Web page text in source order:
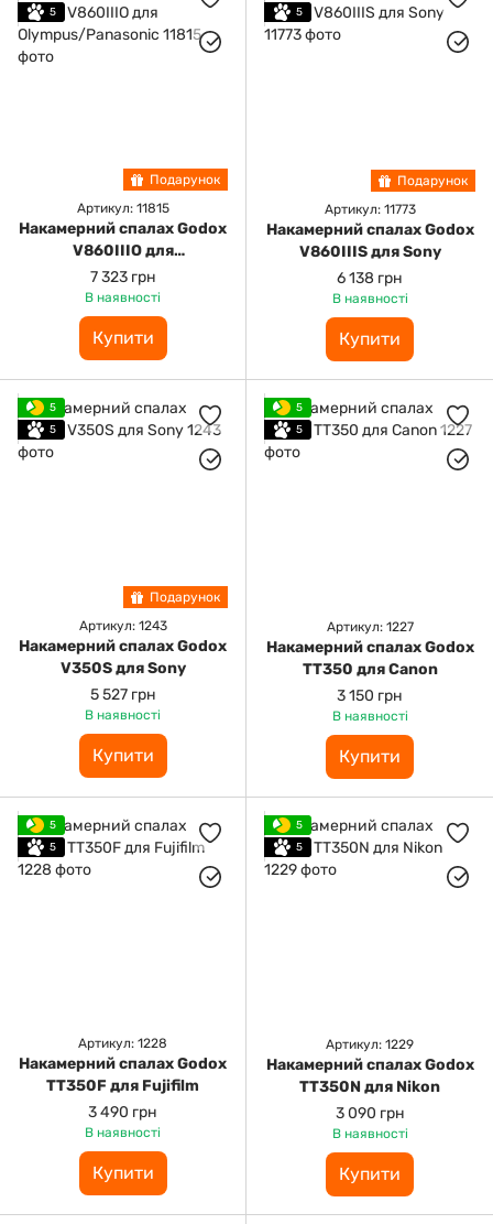
Подарунок
5
Артикул: 11815
Накамерний спалах Godox
V860IIIO для
Olympus/Panasonic
7 323 грн
В наявності
Купити
Подарунок
5
Артикул: 11773
Накамерний спалах Godox
V860IIIS для Sony
6 138 грн
В наявності
Купити
Подарунок
5
5
Артикул: 1243
Накамерний спалах Godox
V350S для Sony
5 527 грн
В наявності
Купити
5
5
Артикул: 1227
Накамерний спалах Godox
TT350 для Canon
3 150 грн
В наявності
Купити
5
5
Артикул: 1228
Накамерний спалах Godox
TT350F для Fujifilm
3 490 грн
В наявності
Купити
5
5
Артикул: 1229
Накамерний спалах Godox
TT350N для Nikon
3 090 грн
В наявності
Купити